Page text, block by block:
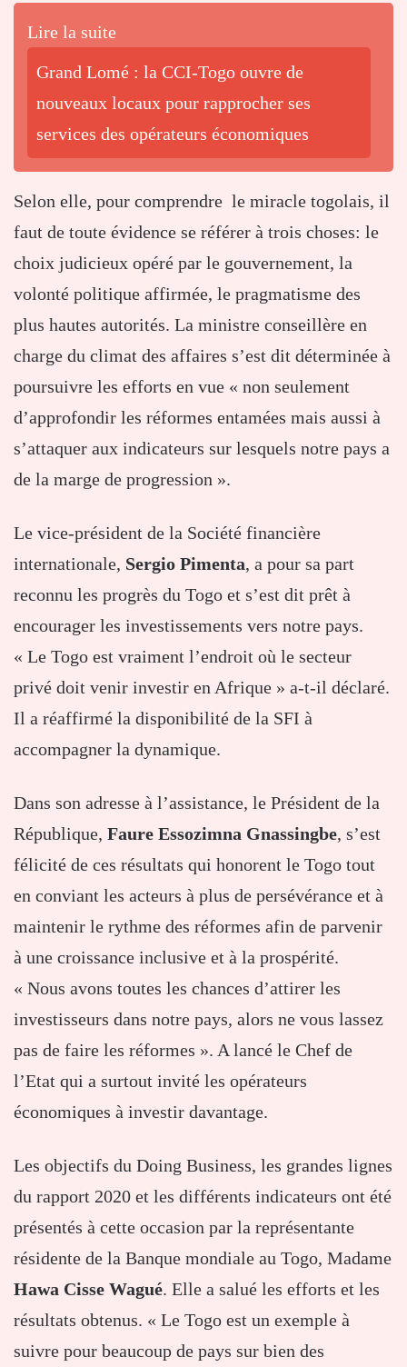
Lire la suite
Grand Lomé : la CCI-Togo ouvre de
nouveaux locaux pour rapprocher ses
services des opérateurs économiques
Selon elle, pour comprendre le miracle togolais, il
faut de toute évidence se référer à trois choses: le
choix judicieux opéré par le gouvernement, la
volonté politique affirmée, le pragmatisme des
plus hautes autorités. La ministre conseillère en
charge du climat des affaires s’est dit déterminée à
poursuivre les efforts en vue « non seulement
d’approfondir les réformes entamées mais aussi à
s’attaquer aux indicateurs sur lesquels notre pays a
de la marge de progression ».
Le vice-président de la Société financière
internationale, Sergio Pimenta, a pour sa part
reconnu les progrès du Togo et s’est dit prêt à
encourager les investissements vers notre pays.
« Le Togo est vraiment l’endroit où le secteur
privé doit venir investir en Afrique » a-t-il déclaré.
Il a réaffirmé la disponibilité de la SFI à
accompagner la dynamique.
Dans son adresse à l’assistance, le Président de la
République, Faure Essozimna Gnassingbe, s’est
félicité de ces résultats qui honorent le Togo tout
en conviant les acteurs à plus de persévérance et à
maintenir le rythme des réformes afin de parvenir
à une croissance inclusive et à la prospérité.
« Nous avons toutes les chances d’attirer les
investisseurs dans notre pays, alors ne vous lassez
pas de faire les réformes ». A lancé le Chef de
l’Etat qui a surtout invité les opérateurs
économiques à investir davantage.
Les objectifs du Doing Business, les grandes lignes
du rapport 2020 et les différents indicateurs ont été
présentés à cette occasion par la représentante
résidente de la Banque mondiale au Togo, Madame
Hawa Cisse Wagué. Elle a salué les efforts et les
résultats obtenus. « Le Togo est un exemple à
suivre pour beaucoup de pays sur bien des